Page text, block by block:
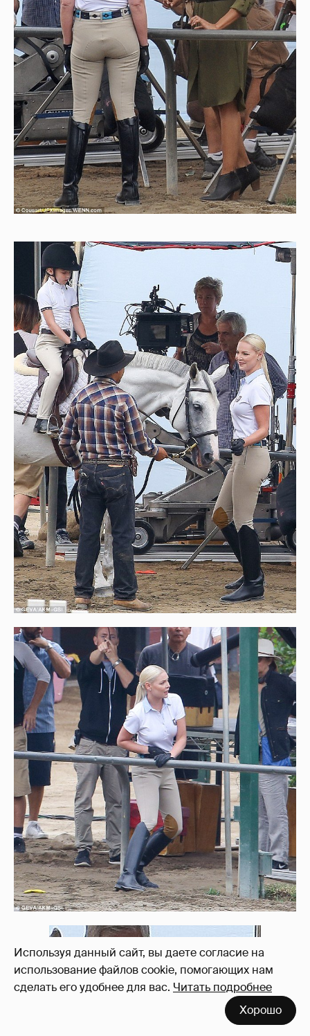
Используя данный сайт, вы даете согласие на
использование файлов cookie, помогающих нам
сделать его удобнее для вас. Читать подробнее
Хорошо